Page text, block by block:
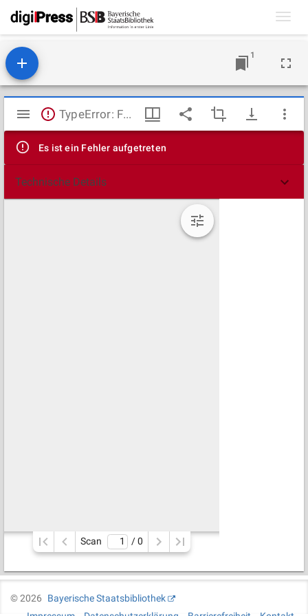
1
Mirador
Viewer
TypeError: Failed to fetch
Es ist ein Fehler aufgetreten
Technische Details
Scan / 0
©2026
Bayerische Staatsbibliothek